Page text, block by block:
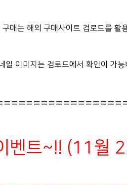
구매는 해외 구매사이트 검로드를 활
일 이미지는 검로드에서 확인이 가능
벤트~!! (11월